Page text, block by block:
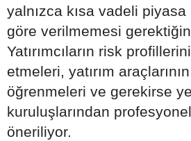
yalnızca kısa vadeli
göre verilmemesi
Yatırımcıların risk
etmeleri, yatırım
öğrenmeleri ve gerekirse
kuruluşlarından
öneriliyor.